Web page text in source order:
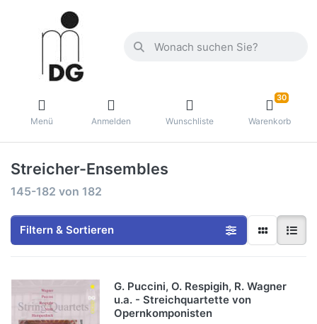
Menü Anmelden Wunschliste
30
Warenkorb
Streicher-Ensembles
145-182 von 182
Filtern & Sortieren
G. Puccini, O. Respigih, R. Wagner
u.a. - Streichquartette von
Opernkomponisten